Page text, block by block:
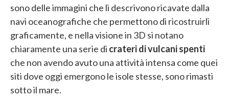
sono delle immagini che li descrivono ricavate dalla
navi oceanografiche che permettono di ricostruirli
graficamente, e nella visione in 3D si notano
chiaramente una serie di crateri di vulcani spenti
che non avendo avuto una attività intensa come quei
siti dove oggi emergono le isole stesse, sono rimasti
sotto il mare.